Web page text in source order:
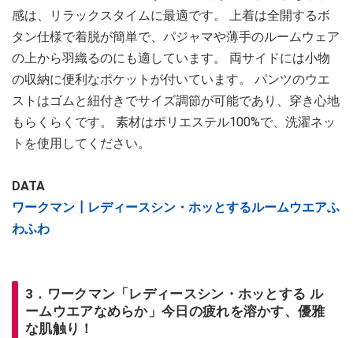
感は、リラックスタイムに最適です。 上着は全開するボ
タン仕様で着脱が簡単で、パジャマや薄手のルームウェア
の上から羽織るのにも適しています。 両サイドには小物
の収納に便利なポケットが付いています。 パンツのウエ
ストはゴムと紐付きでサイズ調節が可能であり、穿き心地
もらくらくです。 素材はポリエステル100%で、洗濯ネッ
トを使用してください。
DATA
ワークマン┃レディースシン・ホッとするルームウエアふ
わふわ
3．ワークマン「レディースシン・ホッとする ル
ームウエアなめらか」今日の疲れを溶かす、優雅
な肌触り！